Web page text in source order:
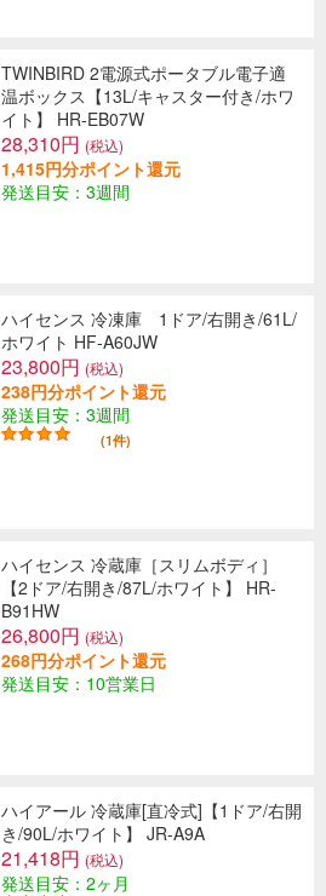
TWINBIRD 2電源式ポータブル電子適
温ボックス【13L/キャスター付き/ホワ
イト】 HR-EB07W
28,310円 (税込)
1,415円分ポイント還元
発送目安：3週間
ハイセンス 冷凍庫 1ドア/右開き/61L/
ホワイト HF-A60JW
23,800円 (税込)
238円分ポイント還元
発送目安：3週間
(1件)
ハイセンス 冷蔵庫［スリムボディ］
【2ドア/右開き/87L/ホワイト】 HR-
B91HW
26,800円 (税込)
268円分ポイント還元
発送目安：10営業日
ハイアール 冷蔵庫[直冷式]【1ドア/右開
き/90L/ホワイト】 JR-A9A
21,418円 (税込)
発送目安：2ヶ月